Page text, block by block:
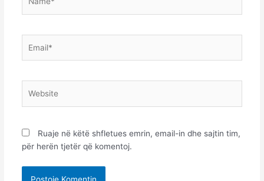
Ruaje në këtë shfletues emrin, email-in dhe sajtin tim,
për herën tjetër që komentoj.